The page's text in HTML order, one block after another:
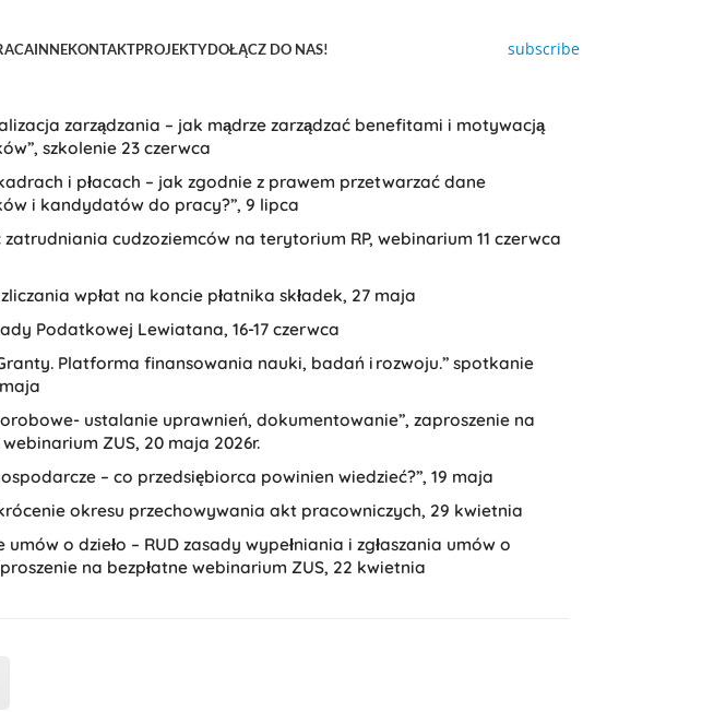
INNEKONTAKTPROJEKTYDOŁĄCZ DO NAS! subscribe
zarządzania – jak mądrze zarządzać benefitami i motywacją
szkolenie 23 czerwca
i płacach – jak zgodnie z prawem przetwarzać dane
i kandydatów do pracy?”, 9 lipca
zatrudniania cudzoziemców na terytorium RP, webinarium 11 czerwca
wpłat na koncie płatnika składek, 27 maja
Podatkowej Lewiatana, 16-17 czerwca
Platforma finansowania nauki, badań i rozwoju.” spotkanie
ustalanie uprawnień, dokumentowanie”, zaproszenie na
webinarium ZUS, 20 maja 2026r.
– co przedsiębiorca powinien wiedzieć?”, 19 maja
okresu przechowywania akt pracowniczych, 29 kwietnia
umów o dzieło – RUD zasady wypełniania i zgłaszania umów o
na bezpłatne webinarium ZUS, 22 kwietnia